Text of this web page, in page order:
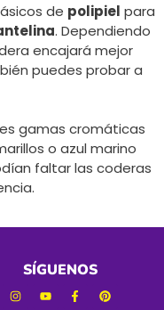
de polipiel para
. Dependiendo
encajará mejor
puedes probar a
gamas cromáticas
o azul marino
faltar las coderas
SÍGUENOS